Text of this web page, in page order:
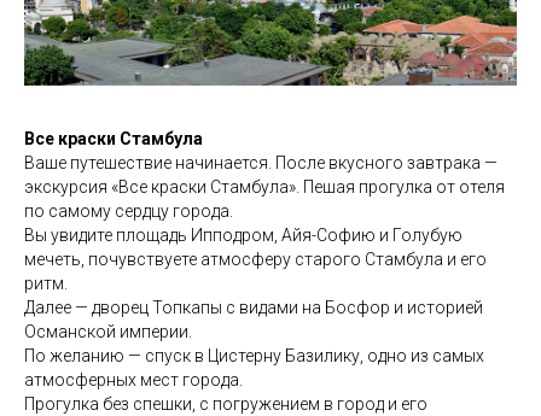
Все краски Стамбула
Ваше путешествие начинается. После вкусного завтрака —
экскурсия «Все краски Стамбула». Пешая прогулка от отеля
по самому сердцу города.
Вы увидите площадь Ипподром, Айя-Софию и Голубую
мечеть, почувствуете атмосферу старого Стамбула и его
ритм.
Далее — дворец Топкапы с видами на Босфор и историей
Османской империи.
По желанию — спуск в Цистерну Базилику, одно из самых
атмосферных мест города.
Прогулка без спешки, с погружением в город и его